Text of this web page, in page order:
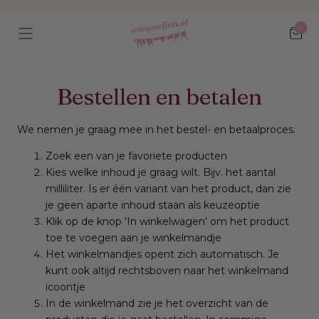
0
Bestellen en betalen
We nemen je graag mee in het bestel- en betaalproces.
Zoek een van je favoriete producten
Kies welke inhoud je graag wilt. Bijv. het aantal
milliliter. Is er één variant van het product, dan zie
je geen aparte inhoud staan als keuzeoptie
Klik op de knop 'In winkelwagen' om het product
toe te voegen aan je winkelmandje
Het winkelmandjes opent zich automatisch. Je
kunt ook altijd rechtsboven naar het winkelmand
icoontje
In de winkelmand zie je het overzicht van de